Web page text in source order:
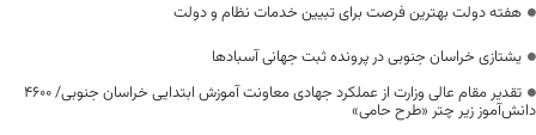
هفته دولت بهترین فرصت برای تبیین خدمات نظام و دولت
یشتازی خراسان جنوبی در پرونده ثبت جهانی آسبادها
تقدیر مقام عالی وزارت از عملکرد جهادی معاونت آموزش ابتدایی خراسان جنوبی/ ۴۶۰۰
دانش‌آموز زیر چتر «طرح حامی»